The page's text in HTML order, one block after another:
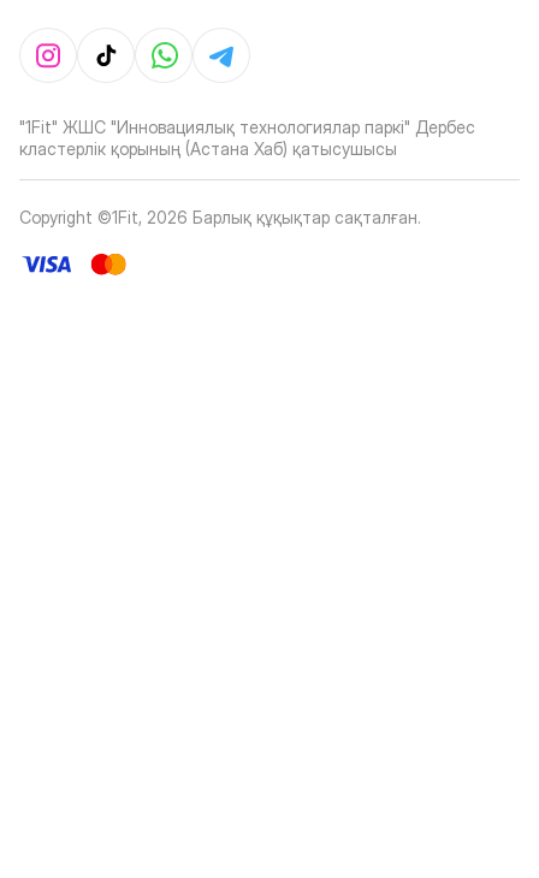
"1Fit" ЖШС "Инновациялық технологиялар паркі" Дербес
кластерлік қорының (Астана Хаб) қатысушысы
Copyright ©1Fit, 2026 Барлық құқықтар сақталған.